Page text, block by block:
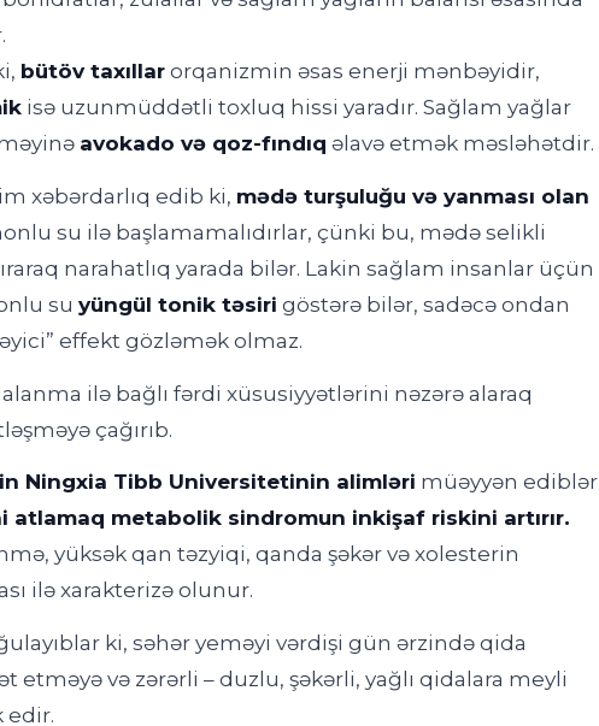
bütöv taxıllarorqanizmin əsas enerji mənbəyidir,
isə uzunmüddətli toxluq hissi yaradır. Sağlam yağlar
avokado və qoz-fındıq əlavə etmək məsləhətdir.
xəbərdarlıq edib ki, mədə turşuluğu və yanması olan
su ilə başlamamalıdırlar, çünki bu, mədə selikli
narahatlıq yarada bilər. Lakin sağlam insanlar üçün
su yüngül tonik təsiri göstərə bilər, sadəcə ondan
effekt gözləmək olmaz.
ilə bağlı fərdi xüsusiyyətlərini nəzərə alaraq
çağırıb.
Ningxia Tibb Universitetinin alimləri müəyyən ediblər
atlamaq metabolik sindromun inkişaf riskini artırır.
yüksək qan təzyiqi, qanda şəkər və xolesterin
ilə xarakterizə olunur.
ki, səhər yeməyi vərdişi gün ərzində qida
etməyə və zərərli – duzlu, şəkərli, yağlı qidalara meyli
edir.